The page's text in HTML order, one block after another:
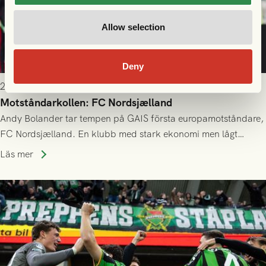
Allow selection
Deny
2026-07-21 11:30
Motståndarkollen: FC Nordsjælland
Andy Bolander tar tempen på GAIS första europamotståndare,
FC Nordsjælland. En klubb med stark ekonomi men lågt
publiksnitt, ett lag med både kollektiv styrka och individuell
Läs mer